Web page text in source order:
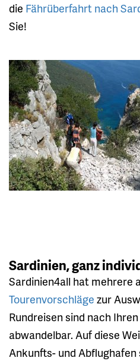
die Fährüberfahrt nach
Sie!
Sardinien, ganz
Sardinien4all hat mehrere
Tourenvorschläge zur
Rundreisen sind nach
abwandelbar. Auf diese
Ankunfts- und